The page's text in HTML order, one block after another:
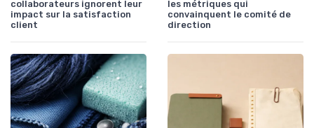
collaborateurs ignorent leur
impact sur la satisfaction
client
les métriques qui
convainquent le comité de
direction